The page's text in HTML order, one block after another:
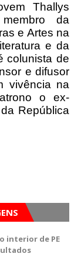
Thallys
da
e Artes na
e da
colunista de
e difusor
vivência na
o ex-
República
interior de PE